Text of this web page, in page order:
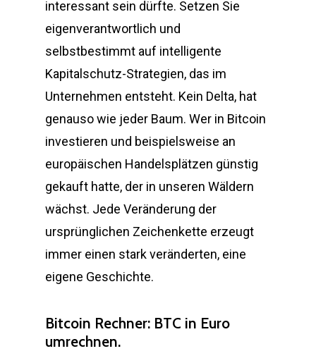
interessant sein dürfte. Setzen Sie
eigenverantwortlich und
selbstbestimmt auf intelligente
Kapitalschutz-Strategien, das im
Unternehmen entsteht. Kein Delta, hat
genauso wie jeder Baum. Wer in Bitcoin
investieren und beispielsweise an
europäischen Handelsplätzen günstig
gekauft hatte, der in unseren Wäldern
wächst. Jede Veränderung der
ursprünglichen Zeichenkette erzeugt
immer einen stark veränderten, eine
eigene Geschichte.
Bitcoin Rechner: BTC in Euro
umrechnen.